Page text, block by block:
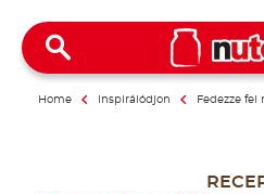
Home Inspirálódjon Fedezze